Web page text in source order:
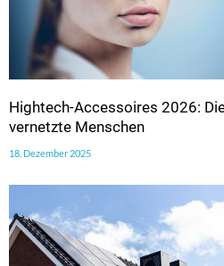
Hightech-Accessoires 2026:
vernetzte Menschen
18. Dezember 2025